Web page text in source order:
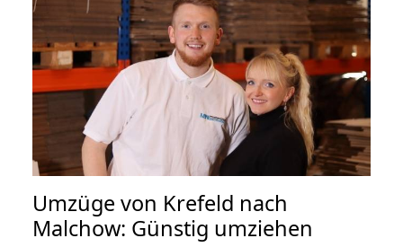
Umzüge von Krefeld nach
Malchow: Günstig umziehen